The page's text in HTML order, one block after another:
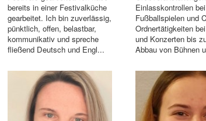
bereits in einer Festivalküche
gearbeitet. Ich bin zuverlässig,
pünktlich, offen, belastbar,
kommunikativ und spreche
fließend Deutsch und Engl...
Einlasskontrollen bei
Fußballspielen und
Ordnertätigkeiten
und Konzerten bis
Abbau von Bühnen